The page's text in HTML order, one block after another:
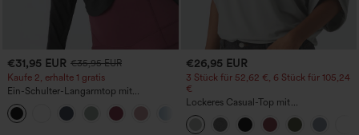
€31,95 EUR €35,95 EUR
Kaufe 2, erhalte 1 gratis
Ein-Schulter-Langarmtop mit
Daumenloch, geschwungener Saum
(High-Low), schnell trocknend – Yoga-
Sporttop mit integriertem BH
€26,95 EUR
3 Stück für 52,62 €, 6 Stück für 105,24
€
Lockeres Casual-Top mit
Rundhalsausschnitt und
Fledermausärmeln